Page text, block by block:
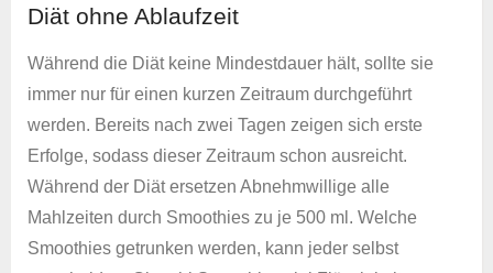
Diät ohne Ablaufzeit
Während die Diät keine Mindestdauer hält, sollte sie
immer nur für einen kurzen Zeitraum durchgeführt
werden. Bereits nach zwei Tagen zeigen sich erste
Erfolge, sodass dieser Zeitraum schon ausreicht.
Während der Diät ersetzen Abnehmwillige alle
Mahlzeiten durch Smoothies zu je 500 ml. Welche
Smoothies getrunken werden, kann jeder selbst